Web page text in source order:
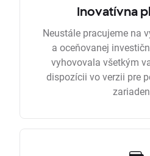
Inovatívna
Neustále pracujeme na
a oceňovanej
vyhovovala všetkým
dispozícii vo verzii pre